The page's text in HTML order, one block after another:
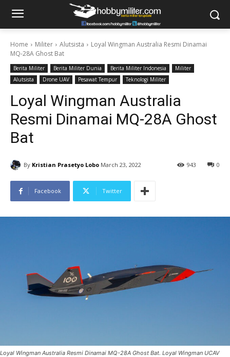
Home Militer Alutsista
Loyal Wingman Australia Resmi Dinamai
MQ-28A Ghost Bat
Berita Militer Berita Militer Dunia Berita Militer Indonesia
Militer
Alutsista
Drone UAV Pesawat Tempur Teknologi Militer
Loyal Wingman Australia
Resmi Dinamai MQ-28A Ghost
Bat
By Kristian Prasetyo Lobo March 23, 2022 0
943
Facebook Twitter
Loyal Wingman Australia Resmi Dinamai MQ-28A Ghost Bat. Loyal Wingman UCAV